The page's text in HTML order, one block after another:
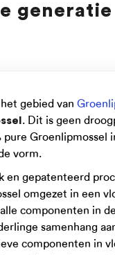
gebied van
. Dit is geen
Groenlipmossel
vorm.
en gepatenteerd
omgezet in een
componenten in de
samenhang
componenten in